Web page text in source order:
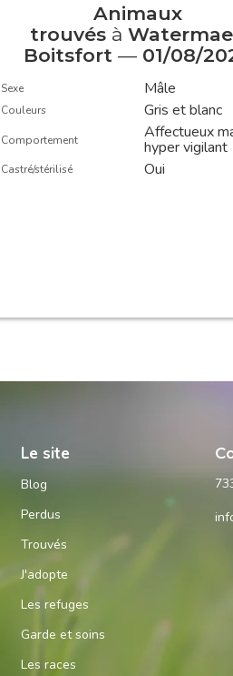
Animaux
trouvésà
Boitsfort — 01/08/
Sexe Mâle
Couleurs Gris et blanc
Comportement Affectueux
hyper vigilant
Castré/stérilisé Oui
Le site
Blog
Perdus
Trouvés
J'adopte
Les refuges
Garde et soins
Les races